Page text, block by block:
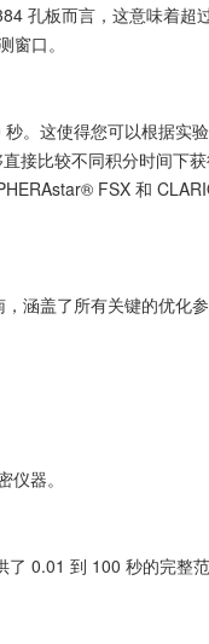
孔板而言，这意味着
口。
。这使得您可以根据实
接比较不同积分时间下获
FSX 和
涵盖了所有关键的优化参
器。
0.01 到 100 秒的完整